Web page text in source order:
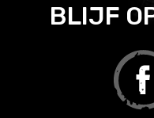
BLIJF